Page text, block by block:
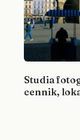
Studia
cennik,